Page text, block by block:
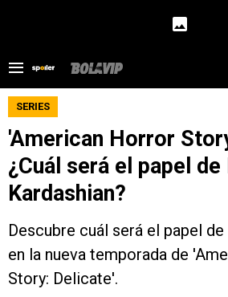
SERIES
'American Horror
¿Cuál será el papel de
Kardashian?
Descubre cuál será el papel
en la nueva temporada de
Story: Delicate'.